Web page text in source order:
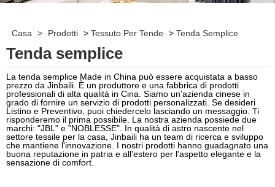
Casa > Prodotti > Tessuto Per Tende > Tenda Semplice
Tenda semplice
La tenda semplice Made in China può essere acquistata a basso
prezzo da Jinbaili. È un produttore e una fabbrica di prodotti
professionali di alta qualità in Cina. Siamo un'azienda cinese in
grado di fornire un servizio di prodotti personalizzati. Se desideri
Listino e Preventivo, puoi chiedercelo lasciando un messaggio. Ti
risponderemo il prima possibile. La nostra azienda possiede due
marchi: "JBL" e "NOBLESSE". In qualità di astro nascente nel
settore tessile per la casa, Jinbaili ha un team di ricerca e sviluppo
che mantiene l'innovazione. I nostri prodotti hanno guadagnato una
buona reputazione in patria e all'estero per l'aspetto elegante e la
sensazione di comfort.